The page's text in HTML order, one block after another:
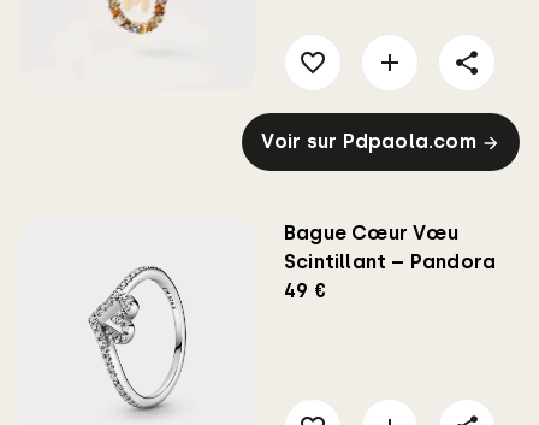
Voir sur Pdpaola.com
Bague Cœur Vœu
Scintillant – Pandora
49 €